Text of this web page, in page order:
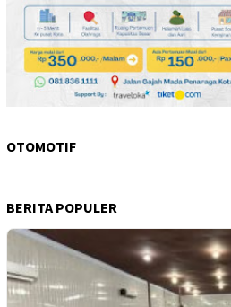
OTOMOTIF
BERITA POPULER